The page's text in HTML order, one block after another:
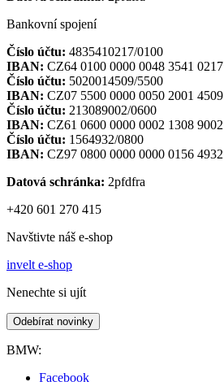
Bankovní spojení
Číslo účtu: 4835410217/0100
IBAN: CZ64 0100 0000 0048 3541 0217
Číslo účtu: 5020014509/5500
IBAN: CZ07 5500 0000 0050 2001 4509
Číslo účtu: 213089002/0600
IBAN: CZ61 0600 0000 0002 1308 9002
Číslo účtu: 1564932/0800
IBAN: CZ97 0800 0000 0000 0156 4932
Datová schránka: 2pfdfra
+420 601 270 415
Navštivte náš e-shop
invelt e-shop
Nenechte si ujít
Odebírat novinky
BMW:
Facebook